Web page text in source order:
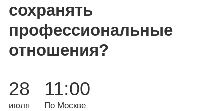
сохранять
профессиональные
отношения?
28
июля
11:00
По Москве